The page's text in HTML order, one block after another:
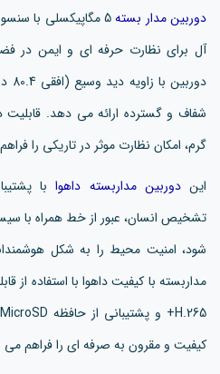
دوربین مدار بسته
آل برای نظارت حرفه ای و ایمن در
گرم، امکان نظارت موثر در تاریکی را
ایندوربین مداربسته داهوابا
تشخیص انسان، عبور از خط همراه با
شود، امنیت محیط را به شکل
کیفیت و مقرون به صرفه ای را فراهم می